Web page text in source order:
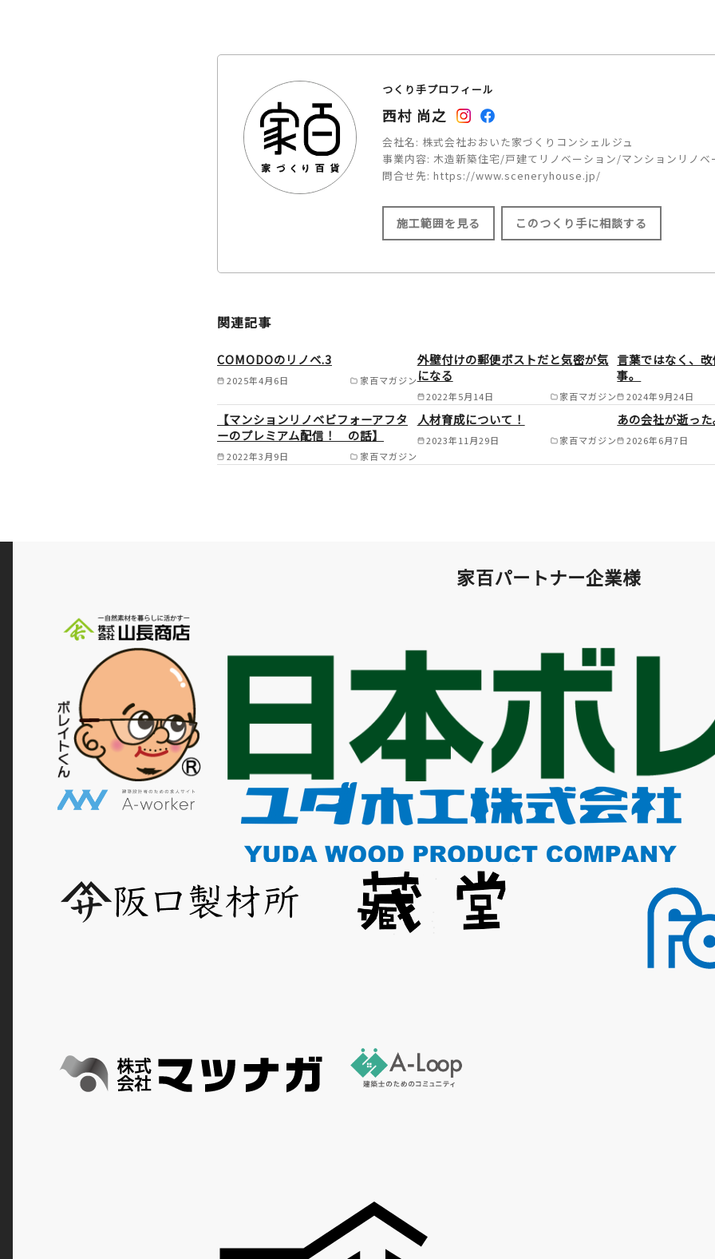
つくり手プロフィール
西村 尚之
会社名: 株式会社おおいた家づくりコンシェルジュ
事業内容: 木造新築住宅/戸建てリノベーション/マンションリノベ
問合せ先: https://www.sceneryhouse.jp/
施工範囲を見る
市／佐伯市／臼杵市／津久見市／竹田市
宇佐市／豊後大野市／速見郡日出町／玖
町） /
このつくり手に相談する
関連記事
2025年4月6日 家百マガジン
COMODOのリノベ.3
2022年5月14日 家百マガジン
外壁付けの郵便ポストだと気密が気
になる
2024年9月24日
言葉ではなく、
事。
2022年3月9日 家百マガジン
【マンションリノベビフォーアフタ
ーのプレミアム配信！ の話】
2023年11月29日 家百マガジン
人材育成について！
2026年6月7日
あの会社が逝った
家百パートナー企業様